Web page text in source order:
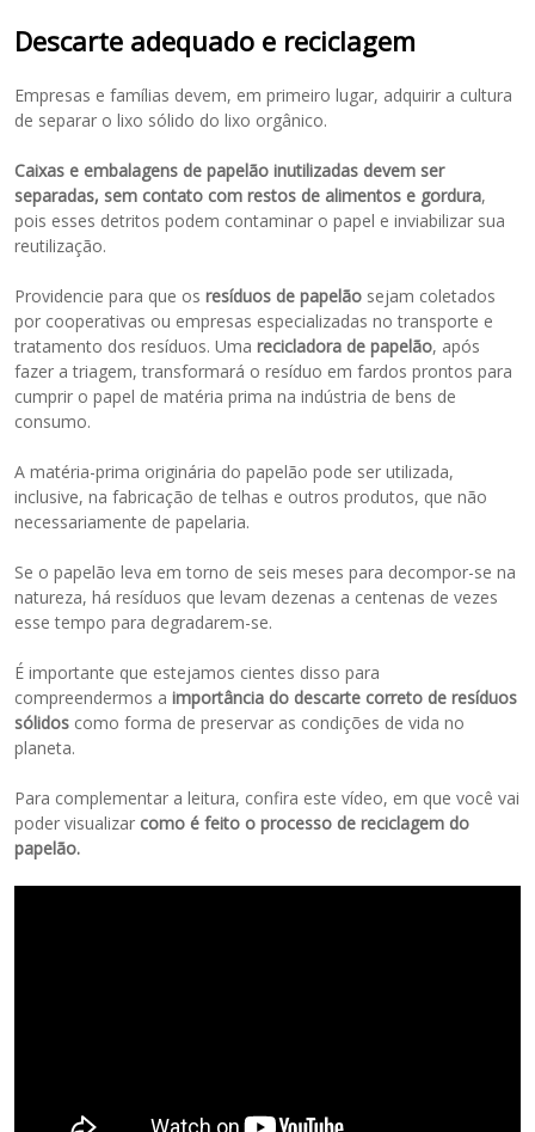
Descarte adequado e reciclagem
Empresas e famílias devem, em primeiro lugar, adquirir a cultura
de separar o lixo sólido do lixo orgânico.
Caixas e embalagens de papelão inutilizadas devem ser
separadas, sem contato com restos de alimentos e gordura,
pois esses detritos podem contaminar o papel e inviabilizar sua
reutilização.
Providencie para que osresíduos de papelão sejam coletados
por cooperativas ou empresas especializadas no transporte e
tratamento dos resíduos. Umarecicladora de papelão, após
fazer a triagem, transformará o resíduo em fardos prontos para
cumprir o papel de matéria prima na indústria de bens de
consumo.
A matéria-prima originária do papelão pode ser utilizada,
inclusive, na fabricação de telhas e outros produtos, que não
necessariamente de papelaria.
Se o papelão leva em torno de seis meses para decompor-se na
natureza, há resíduos que levam dezenas a centenas de vezes
esse tempo para degradarem-se.
É importante que estejamos cientes disso para
compreendermos aimportância do descarte correto de resíduos
sólidos como forma de preservar as condições de vida no
planeta.
Para complementar a leitura, confira este vídeo, em que você vai
poder visualizar como é feito o processo de reciclagem do
papelão.